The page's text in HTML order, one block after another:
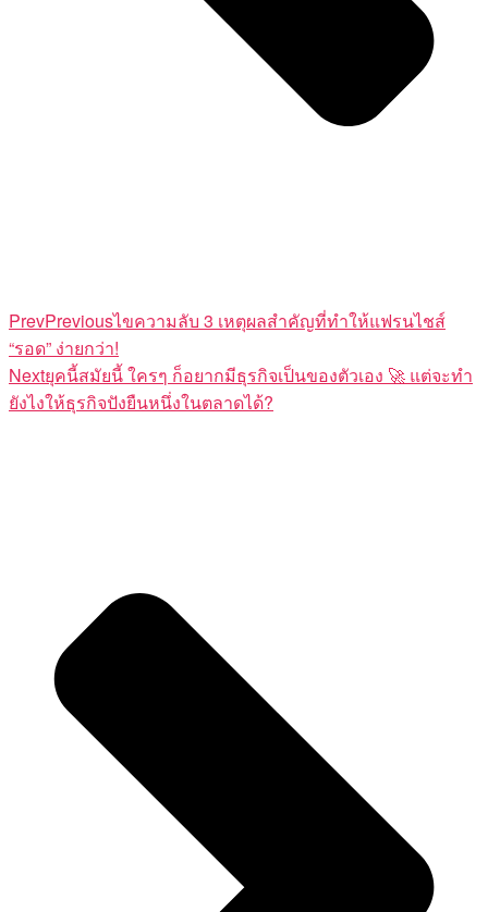
PrevPreviousไขความลับ 3 เหตุผลสำคัญที่ทำให้แฟรนไชส์
“รอด” ง่ายกว่า!
Nextยุคนี้สมัยนี้ ใครๆ ก็อยากมีธุรกิจเป็นของตัวเอง 🚀 แต่จะทำ
ยังไงให้ธุรกิจปังยืนหนึ่งในตลาดได้?